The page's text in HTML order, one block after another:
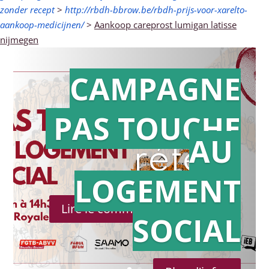
zonder recept> http://rbdh-bbrow.be/rbdh-prijs-voor-xarelto-
aankoop-medicijnen/> Aankoop careprost lumigan latisse
nijmegen
Action en
référé
Lire le communiqué de presse
CAMPAGNE
PAS TOUCHE
AU
LOGEMENT
SOCIAL